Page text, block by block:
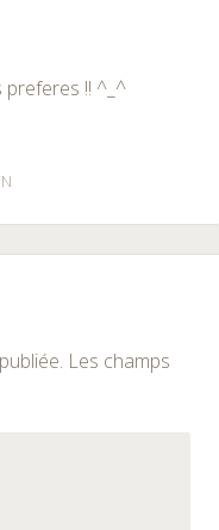
preferes !! ^_^
Les champs